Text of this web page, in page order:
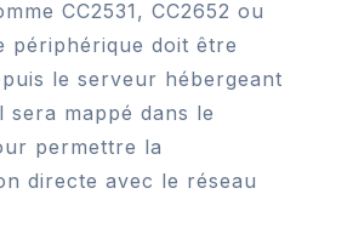
CC2531, CC2652 ou
périphérique doit être
le serveur hébergeant
sera mappé dans le
permettre la
directe avec le réseau